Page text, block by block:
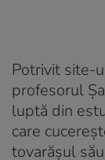
Potrivit site-
profesorul
luptă din
care
tovarășul